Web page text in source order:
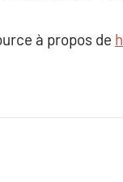
à propos de